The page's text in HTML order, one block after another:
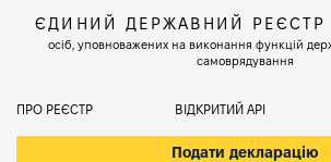
ЄДИНИЙ ДЕРЖАВНИЙ РЕЄСТР
осіб, уповноважених на виконання функцій
самоврядування
ПРО РЕЄСТР ВІДКРИТИЙ АРІ
Подати декларацію